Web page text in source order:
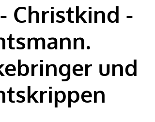
Christkind -
und